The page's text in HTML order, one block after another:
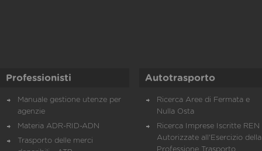
Professionisti
Manuale gestione utenze per
agenzie
Materia ADR-RID-ADN
Trasporto delle merci
Autotrasporto
Ricerca Aree di Fermata e
Nulla Osta
Ricerca Imprese Iscritte REN
Autorizzate all'Esercizio della
Professione Trasporto